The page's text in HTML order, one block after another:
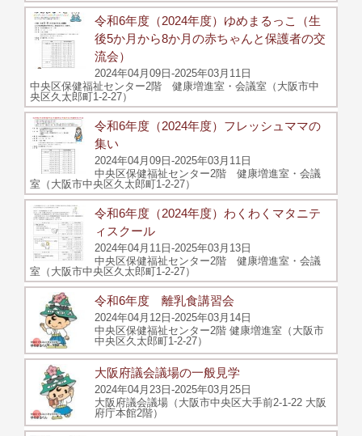
令和6年度（2024年度）ゆめまるっこ（生
後5か月から8か月の赤ちゃんと保護者の交
流会）
2024年04月09日-2025年03月11日
中央区保健福祉センター2階 健康増進室・会議室（大阪市中
央区久太郎町1-2-27）
令和6年度（2024年度）フレッシュママの
集い
2024年04月09日-2025年03月11日
中央区保健福祉センター2階 健康増進室・会議
室（大阪市中央区久太郎町1-2-27）
令和6年度（2024年度）わくわくマタニテ
ィスクール
2024年04月11日-2025年03月13日
中央区保健福祉センター2階 健康増進室・会議
室（大阪市中央区久太郎町1-2-27）
令和6年度 離乳食講習会
2024年04月12日-2025年03月14日
中央区保健福祉センター2階 健康増進室（大阪市
中央区久太郎町1-2-27）
大阪府議会議場の一般見学
2024年04月23日-2025年03月25日
大阪府議会議場（大阪市中央区大手前2-1-22 大阪
府庁本館2階）